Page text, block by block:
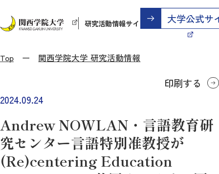
研究活動情報サイト
Top 関西学院大学 研究活動情報
印刷する
2024.09.24
Andrew NOWLAN・言語教育研
究センター言語特別准教授が
(Re)centering Education